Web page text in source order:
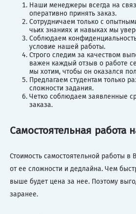
Наши менеджеры всегда на
оперативно принять заказ.
Сотрудничаем только с
чьих знаниях и навыках мы
Соблюдаем
условие нашей работы.
Строго следим за качеством
важен каждый отзыв о работе
мы хотим, чтобы он оказался
Предлагаем студентам только
сложности задания.
Четко соблюдаем заявленные
заказа.
Самостоятельная работа
Стоимость самостоятельной работы в
от ее сложности и дедлайна. Чем
выше будет цена за нее. Поэтому
заранее.